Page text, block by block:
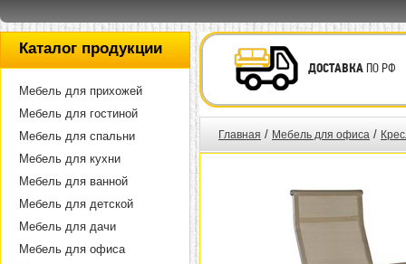
Каталог продукции
Мебель для прихожей
Мебель для гостиной
Мебель для спальни
Мебель для кухни
Мебель для ванной
Мебель для детской
Мебель для дачи
Мебель для офиса
ДОСТАВКАПО РФ
Главная / Мебель для офиса /